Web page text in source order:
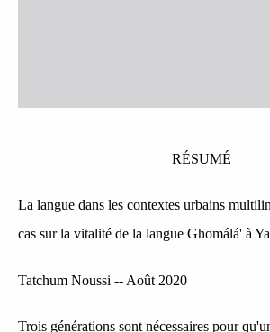
RÉSUMÉ
La langue dans les contextes urbains
cas sur la vitalité de la langue Ghomálá' à
Tatchum Noussi -- Août 2020
Trois générations sont nécessaires pour